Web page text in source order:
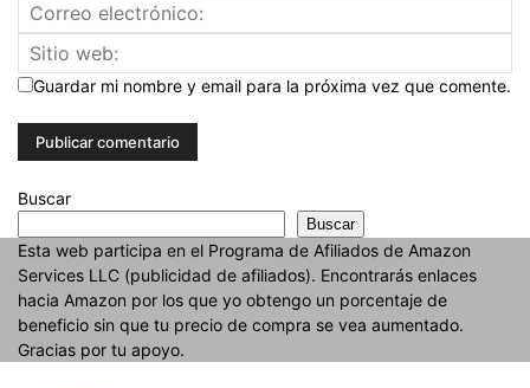
Guardar mi nombre y email para la próxima vez que comente.
Buscar
Buscar
Esta web participa en el Programa de Afiliados de Amazon
Services LLC (publicidad de afiliados). Encontrarás enlaces
hacia Amazon por los que yo obtengo un porcentaje de
beneficio sin que tu precio de compra se vea aumentado.
Gracias por tu apoyo.